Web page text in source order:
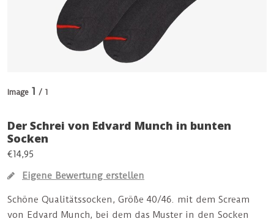
Image 1 / 1
Der Schrei von Edvard Munch in bunten
Socken
€14,95
Eigene Bewertung erstellen
Schöne Qualitätssocken, Größe 40/46. mit dem Scream
von Edvard Munch, bei dem das Muster in den Socken